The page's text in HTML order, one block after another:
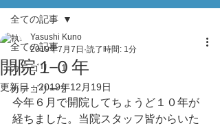
全ての記事
カテゴリー 1
カテゴリー 2
全ての記事
開院１０年
Yasushi Kuno
2019年7月7日 読了時間: 1分
更新日：2019年12月19日
今年６月で開院してちょうど１０年が
経ちました。当院スタッフ皆からいた